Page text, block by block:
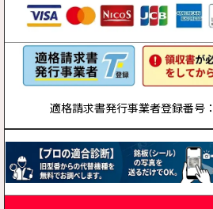
適格請求書発行事業者登録番号